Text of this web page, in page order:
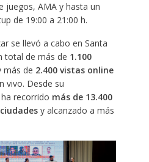
juegos, AMA y hasta un
de 19:00 a 21:00 h.
se llevó a cabo en Santa
total de más de 1.100
de 2.400 vistas online
vivo. Desde su
recorrido más de 13.400
y alcanzado a más